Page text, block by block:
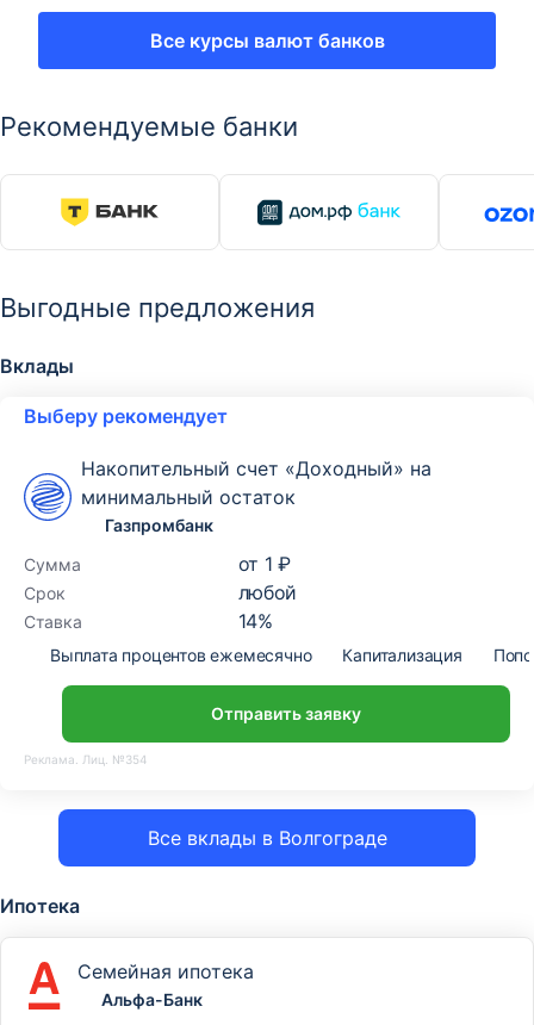
Все курсы валют банков
Рекомендуемые банки
Выгодные предложения
Вклады
Все вклады в Волгограде
Выберу рекомендует
Накопительный счет «Доходный» на
минимальный остаток
Газпромбанк
Сумма
от 1 ₽
Срок любой
Ставка 14%
Выплата процентов ежемесячно Капитализация
Отправить заявку
Реклама. Лиц. №354
Ипотека
Семейная ипотека
Альфа-Банк